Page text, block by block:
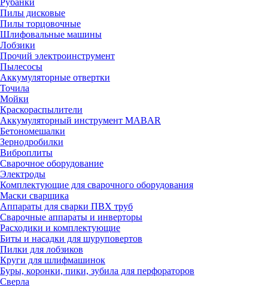
Рубанки
Пилы дисковые
Пилы торцовочные
Шлифовальные машины
Лобзики
Прочий электроинструмент
Пылесосы
Аккумуляторные отвертки
Точила
Мойки
Краскораспылители
Аккумуляторный инструмент MABAR
Бетономешалки
Зернодробилки
Виброплиты
Сварочное оборудование
Электроды
Комплектующие для сварочного оборудования
Маски сварщика
Аппараты для сварки ПВХ труб
Сварочные аппараты и инверторы
Расходики и комплектующие
Биты и насадки для шуруповертов
Пилки для лобзиков
Круги для шлифмашинок
Буры, коронки, пики, зубила для перфораторов
Сверла